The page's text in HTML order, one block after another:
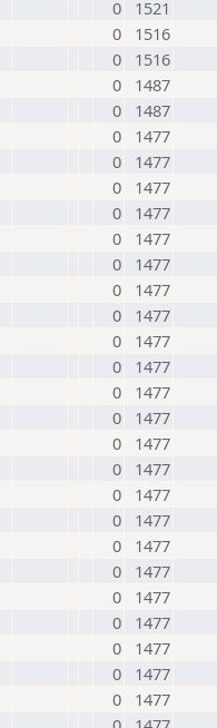
0
1521
0
1516
0
1516
0
1487
0
1487
0
1477
0
1477
0
1477
0
1477
0
1477
0
1477
0
1477
0
1477
0
1477
0
1477
0
1477
0
1477
0
1477
0
1477
0
1477
0
1477
0
1477
0
1477
0
1477
0
1477
0
1477
0
1477
0
1477